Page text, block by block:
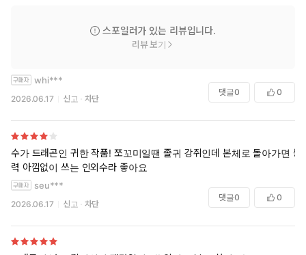
스포일러가 있는 리뷰입니다.
리뷰 보기
whi***
2026.06.17 신고 차단
댓글0 0
수가 드래곤인 귀한 작품! 쪼꼬미일땐 졸귀 강쥐인데 본체로 돌아가면 능
력 아낌없이 쓰는 인외수라 좋아요
seu***
2026.06.17 신고 차단
댓글0 0